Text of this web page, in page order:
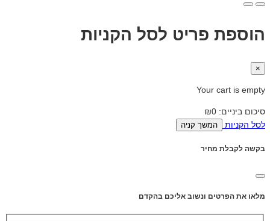
הוספת פריט לסל הקניות
×
Your cart is empty
סיכום ביניים: ₪0
לסל הקניות
המשך קניה
בקשה לקבלת מחיר
מלאו את הפרטים ונשוב אליכם בהקדם